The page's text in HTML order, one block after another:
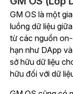
GM OS là một
luồng dữ liệu
từ các nguồn
hạn như DApp
sở hữu dữ liệu
hữu đối với dữ